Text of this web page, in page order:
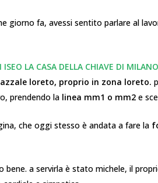
giorno fa, avessi sentito parlare al
LA CASA DELLA CHIAVE DI
loreto, proprio in zona loreto.
prendendo la linea mm1 o mm2 e
che oggi stesso è andata a fare la
a servirla è stato michele, il